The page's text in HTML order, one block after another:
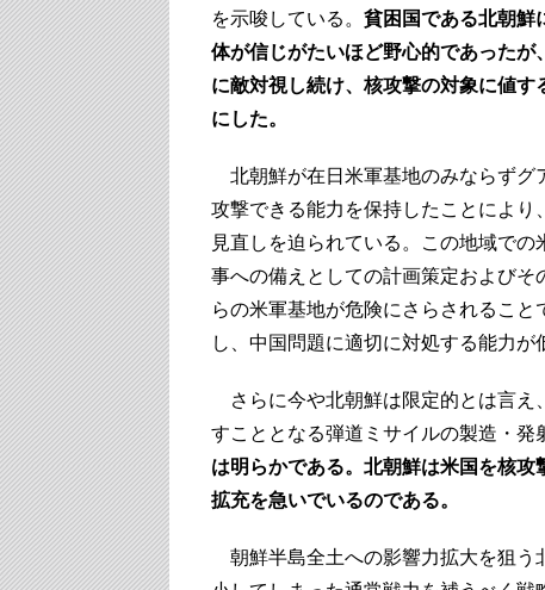
を示唆している。 貧困国である北朝鮮
体が信じがたいほど野心的であった
に敵対視し続け、核攻撃の対象に値
にした。
北朝鮮が在日米軍基地のみならずグ
攻撃できる能力を保持したことによ
見直しを迫られている。この地域で
事への備えとしての計画策定および
らの米軍基地が危険にさらされるこ
し、中国問題に適切に対処する能力が
さらに今や北朝鮮は限定的とは言え
すこととなる弾道ミサイルの製造・発
は明らかである。北朝鮮は米国を核
拡充を急いでいるのである。
朝鮮半島全土への影響力拡大を狙う